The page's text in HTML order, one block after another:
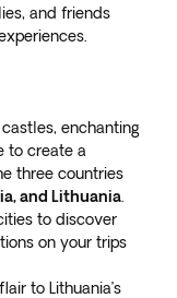
and friends
enchanting
to create a
three countries
and Lithuania
to discover
on your trips
to Lithuania’s